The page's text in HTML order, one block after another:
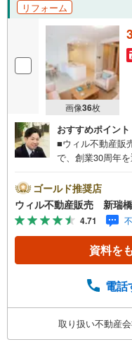
リフォーム
画像36枚
おすすめポイント
■ウィル不動産販
で、創業30周年
です。新瑞橋駅か
おむつ替えスペー
も安心してご利用
へ●弊社では平日
に、「平日会員
す。●お仕事で
間外でのご内覧
弊社は定休日な
す。弊社で掲載
ゴールド推奨店
ウィル不動産販売 新瑞
4.71
資料を
電話
取り扱い不動産